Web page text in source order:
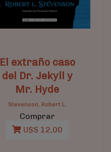
El extraño caso
del Dr. Jekyll y
Mr. Hyde
Stevenson, Robert L.
Comprar
U$S 12,00